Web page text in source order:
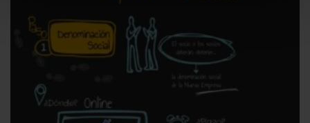
También puedesconfigurar
seleccionar solo aquellas que quieras permitir en tu
navegador. Si no seleccionas ninguna utilizaremos
las que sean indispensables para la navegación.
Saber más acerca de las cookies